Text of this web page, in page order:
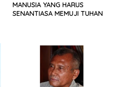
MANUSIA YANG HARUS
SENANTIASA MEMUJI TUHAN